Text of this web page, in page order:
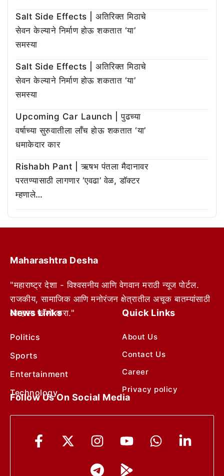
Salt Side Effects | अतिरिक्त मिठाचे
सेवन केल्याने निर्माण होऊ शकतात ‘या’
समस्या
Salt Side Effects | अतिरिक्त मिठाचे
सेवन केल्याने निर्माण होऊ शकतात ‘या’
समस्या
Upcoming Car Launch | पुढच्या
वर्षाच्या सुरुवातीला लाँच होऊ शकतात ‘या’
धमाकेदार कार
Rishabh Pant | ऋषभ पंतला मैदानावर
परतण्यासाठी लागणार ‘एवढा’ वेळ, डॉक्टर
म्हणाले…
Maharashtra Desha
"महाराष्ट्र देशा - विश्वसनीय आणि वेगवान मराठी न्यूज पोर्टल.
राजकीय, सामाजिक आणि मनोरंजन क्षेत्रातील अचूक बातम्यांसाठी
आम्हाला फॉलो करा."
News Links
Politics
Sports
Entertainment
Technology
Quick Links
About Us
Contact Us
Career
Privacy policy
Follow Us On Social Media